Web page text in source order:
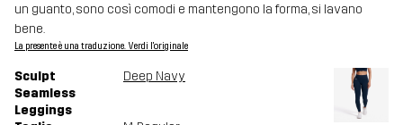
un guanto, sono così comodi e mantengono la forma, si lavano
bene.
La presente è una traduzione. Verdi l'originale
Sculpt
Seamless
Leggings
Deep Navy